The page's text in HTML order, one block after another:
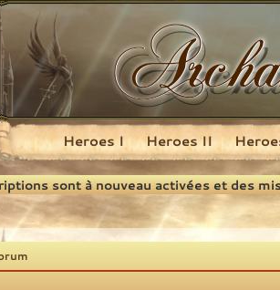
Heroes I Heroes II
sont à nouveau activées et des